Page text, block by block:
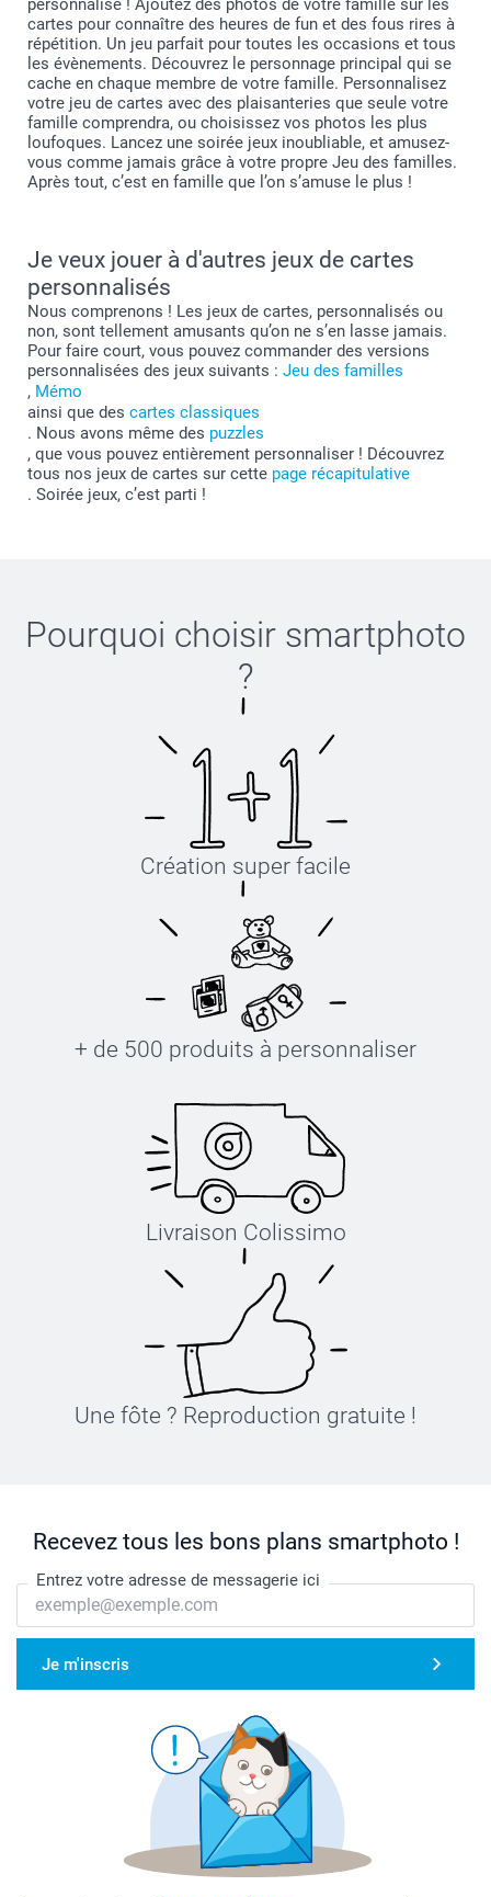
personnalisé ! Ajoutez des photos de votre famille sur les
cartes pour connaître des heures de fun et des fous rires à
répétition. Un jeu parfait pour toutes les occasions et tous
les évènements. Découvrez le personnage principal qui se
cache en chaque membre de votre famille. Personnalisez
votre jeu de cartes avec des plaisanteries que seule votre
famille comprendra, ou choisissez vos photos les plus
loufoques. Lancez une soirée jeux inoubliable, et amusez-
vous comme jamais grâce à votre propre Jeu des familles.
Après tout, c’est en famille que l’on s’amuse le plus !
Je veux jouer à d'autres jeux de cartes
personnalisés
Nous comprenons ! Les jeux de cartes, personnalisés ou
non, sont tellement amusants qu’on ne s’en lasse jamais.
Pour faire court, vous pouvez commander des versions
personnalisées des jeux suivants : Jeu des familles
, Mémo
ainsi que des cartes classiques
. Nous avons même des puzzles
, que vous pouvez entièrement personnaliser ! Découvrez
tous nos jeux de cartes sur cette page récapitulative
. Soirée jeux, c’est parti !
Pourquoi choisir smartphoto
?
Création super facile
+ de 500 produits à personnaliser
Livraison Colissimo
Une fôte ? Reproduction gratuite !
Recevez tous les bons plans smartphoto !
Entrez votre adresse de messagerie ici
Je m'inscris